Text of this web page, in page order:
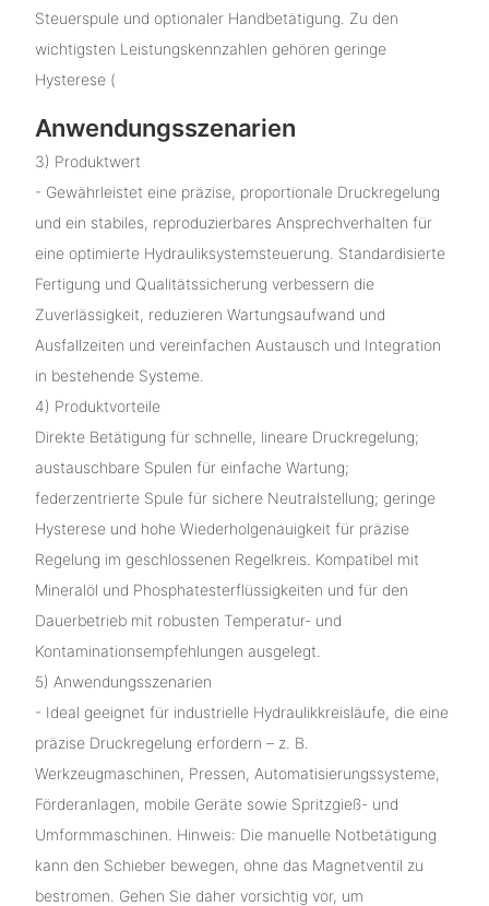
Steuerspule und optionaler Handbetätigung. Zu den
wichtigsten Leistungskennzahlen gehören geringe
Hysterese (
Anwendungsszenarien
3) Produktwert
- Gewährleistet eine präzise, ​​proportionale Druckregelung
und ein stabiles, reproduzierbares Ansprechverhalten für
eine optimierte Hydrauliksystemsteuerung. Standardisierte
Fertigung und Qualitätssicherung verbessern die
Zuverlässigkeit, reduzieren Wartungsaufwand und
Ausfallzeiten und vereinfachen Austausch und Integration
in bestehende Systeme.
4) Produktvorteile
Direkte Betätigung für schnelle, lineare Druckregelung;
austauschbare Spulen für einfache Wartung;
federzentrierte Spule für sichere Neutralstellung; geringe
Hysterese und hohe Wiederholgenauigkeit für präzise
Regelung im geschlossenen Regelkreis. Kompatibel mit
Mineralöl und Phosphatesterflüssigkeiten und für den
Dauerbetrieb mit robusten Temperatur- und
Kontaminationsempfehlungen ausgelegt.
5) Anwendungsszenarien
- Ideal geeignet für industrielle Hydraulikkreisläufe, die eine
präzise Druckregelung erfordern – z. B.
Werkzeugmaschinen, Pressen, Automatisierungssysteme,
Förderanlagen, mobile Geräte sowie Spritzgieß- und
Umformmaschinen. Hinweis: Die manuelle Notbetätigung
kann den Schieber bewegen, ohne das Magnetventil zu
bestromen. Gehen Sie daher vorsichtig vor, um